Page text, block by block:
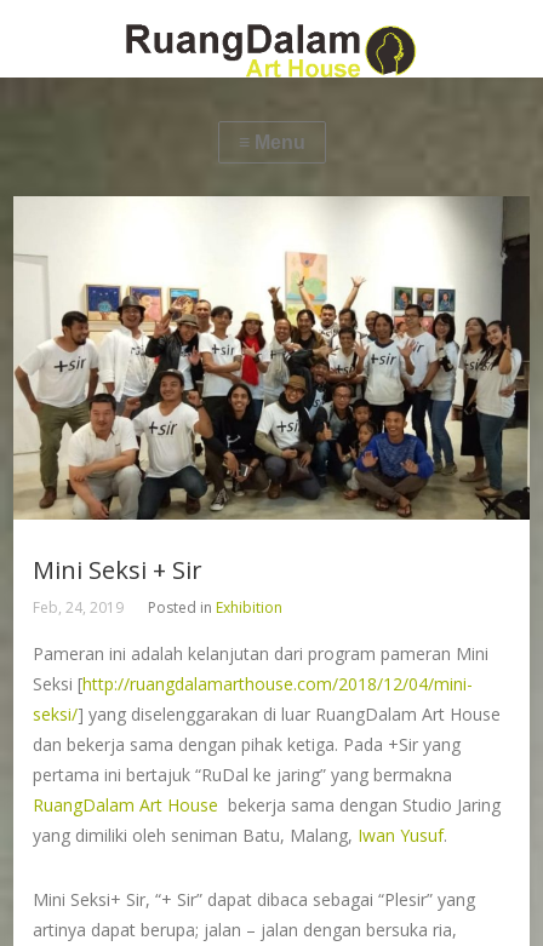
Mini Seksi + Sir
Feb, 24, 2019 Posted inExhibition
Pameran ini adalah kelanjutan dari program pameran Mini
Seksi [http://ruangdalamarthouse.com/2018/12/04/mini-
seksi/] yang diselenggarakan di luar RuangDalam Art House
dan bekerja sama dengan pihak ketiga. Pada +Sir yang
pertama ini bertajuk “RuDal ke jaring” yang bermakna
RuangDalam Art House bekerja sama dengan Studio Jaring
yang dimiliki oleh seniman Batu, Malang, Iwan Yusuf.
Mini Seksi+ Sir, “+ Sir” dapat dibaca sebagai “Plesir” yang
artinya dapat berupa; jalan – jalan dengan bersuka ria,